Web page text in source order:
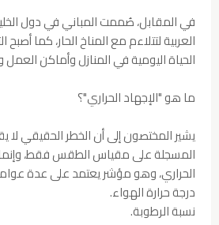
في المقابل، صُممت المباني في دول
العربية لتتلاءم مع المناخ الحار، كما
الحياة اليومية في المنازل وأماكن
ما هو "الإجهاد الحراري"؟
يشير المختصون إلى أن الخطر الحقيقي لا
المسجلة على مقياس الطقس فقط، وإنما
الحراري، وهو مؤشر يعتمد على عدة
درجة حرارة الهواء.
نسبة الرطوبة.